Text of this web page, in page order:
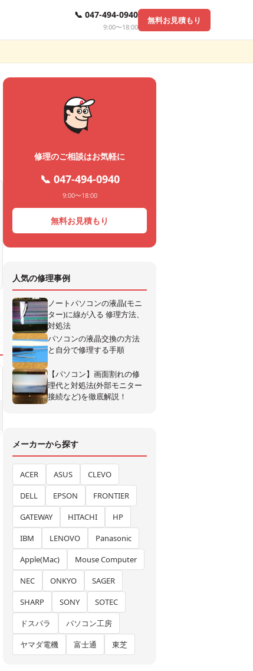
📞 047-494-0940
9:00〜18:00
無料お見積もり
修理のご相談はお気軽に
📞 047-494-0940
9:00〜18:00
無料お見積もり
人気の修理事例
ノートパソコンの液晶(モニ
ター)に線が入る 修理方法、
対処法
パソコンの液晶交換の方法
と自分で修理する手順
【パソコン】画面割れの修
理代と対処法(外部モニター
接続など)を徹底解説！
メーカーから探す
ACER ASUS
CLEVO
DELL
EPSON
FRONTIER
GATEWAY
HITACHI
HP
IBM
LENOVO
Panasonic
Apple(Mac)
Mouse Computer
NEC
ONKYO
SAGER
SHARP
SONY
SOTEC
ドスパラ
パソコン工房
ヤマダ電機
富士通 東芝